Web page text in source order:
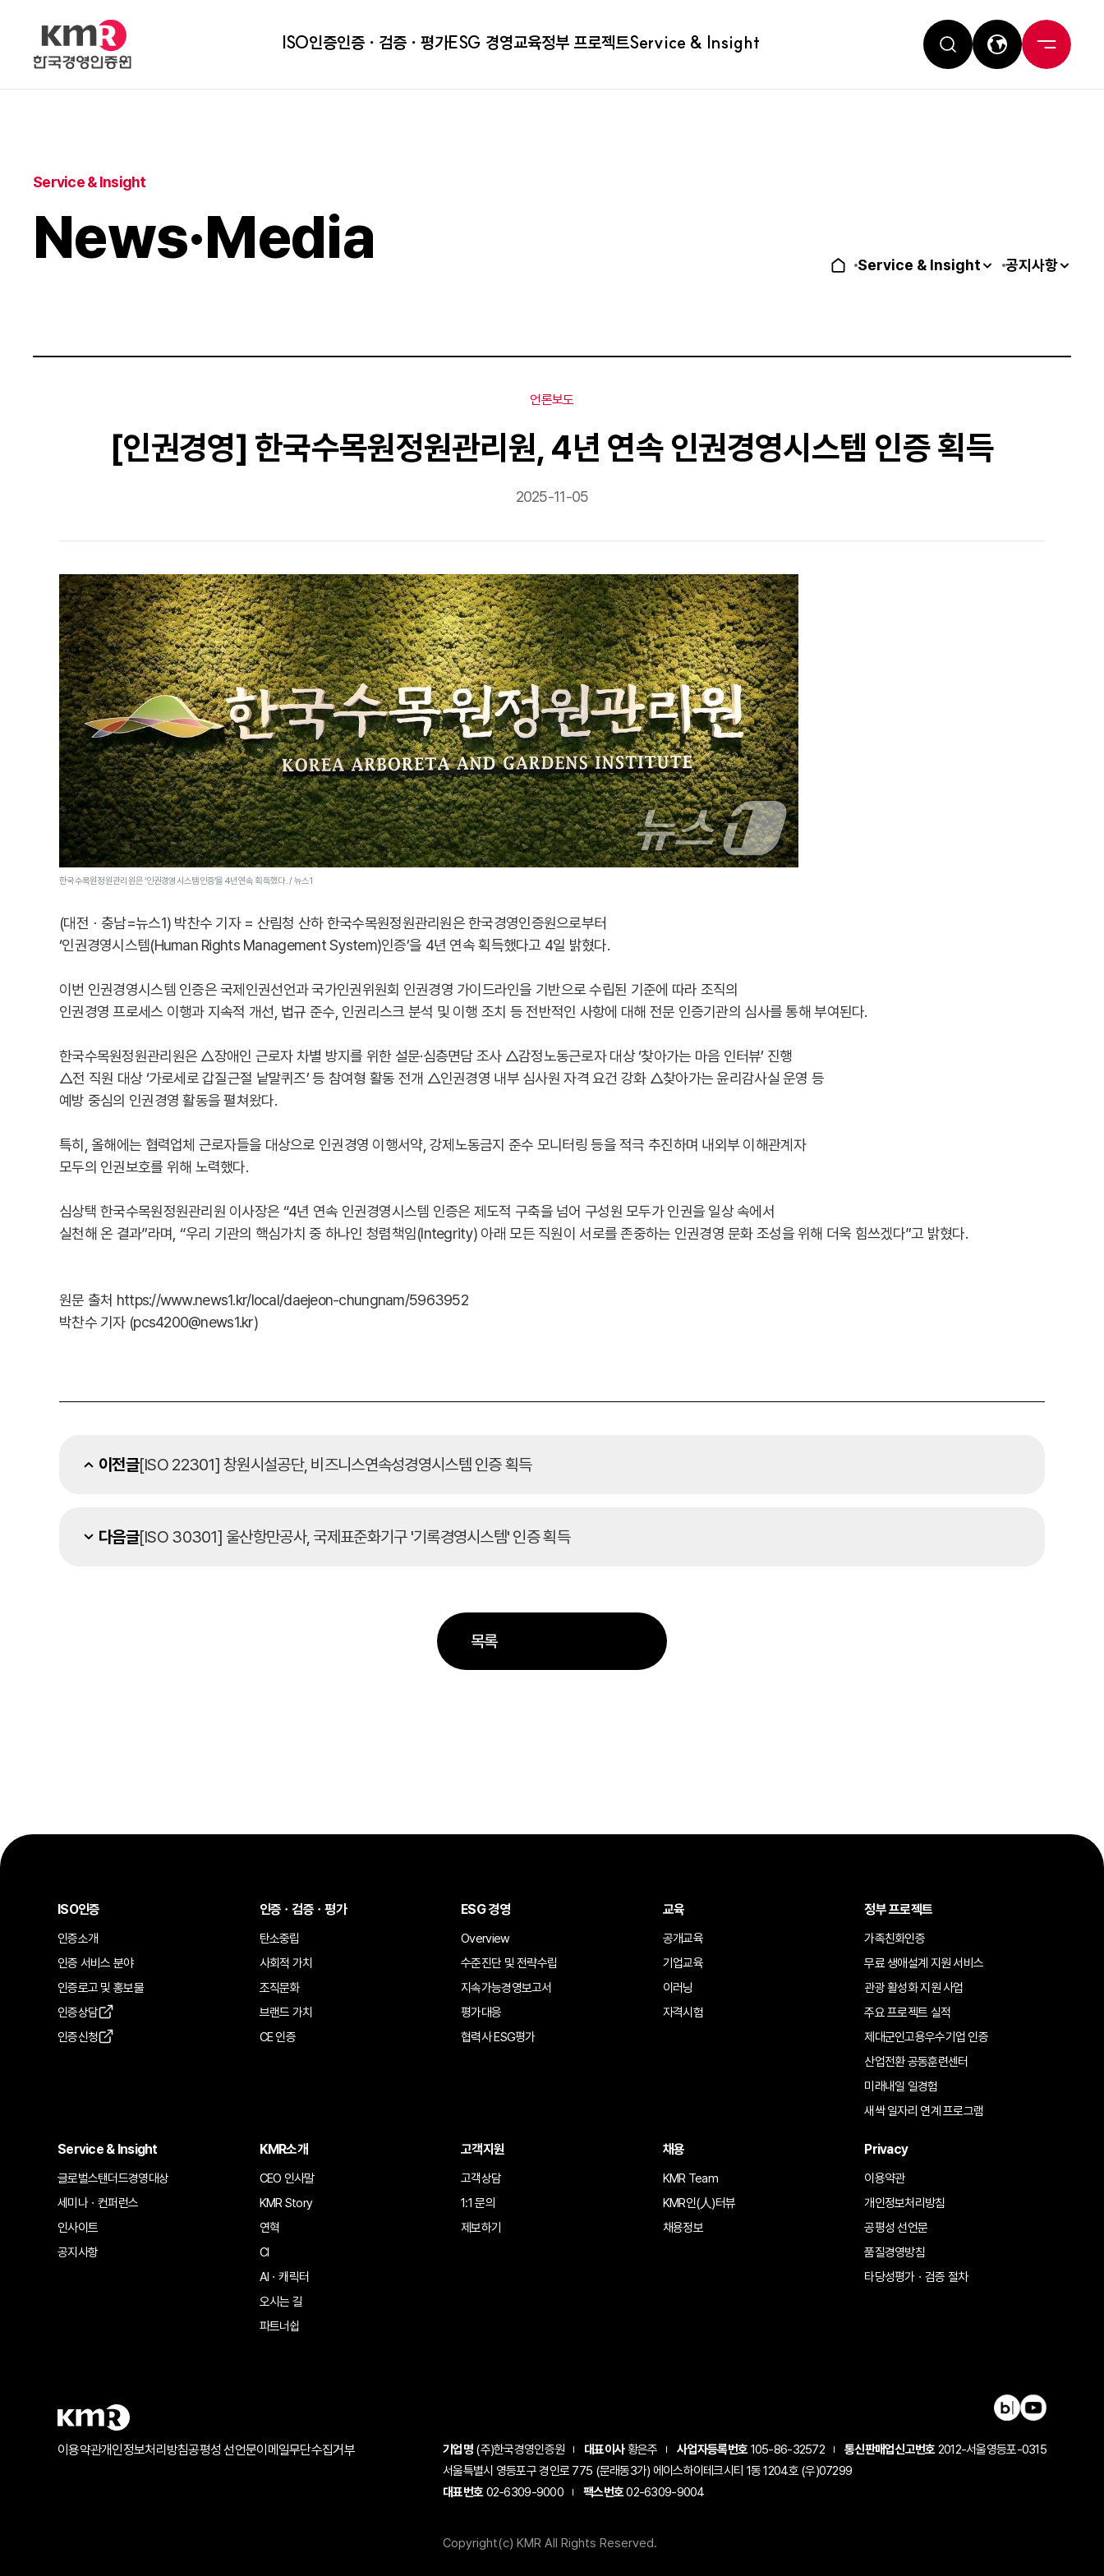
ISO인증인증ㆍ검증ㆍ평가ESG 경영교육정부 프로젝트Service & Insight
Service & Insight
News·Media Service & Insight 공지사항
언론보도
[인권경영] 한국수목원정원관리원, 4년 연속 인권경영시스템 인증 획득
2025-11-05
한국수목원정원관리원은 ‘인권경영시스템인증’을 4년연속 획득했다. / 뉴스1
(대전ㆍ충남=뉴스1) 박찬수 기자 = 산림청 산하 한국수목원정원관리원은 한국경영인증원으로부터
‘인권경영시스템(Human Rights Management System)인증’을 4년 연속 획득했다고 4일 밝혔다.
이번 인권경영시스템 인증은 국제인권선언과 국가인권위원회 인권경영 가이드라인을 기반으로 수립된 기준에 따라 조직의
인권경영 프로세스 이행과 지속적 개선, 법규 준수, 인권리스크 분석 및 이행 조치 등 전반적인 사항에 대해 전문 인증기관의 심사를 통해 부여된다.
한국수목원정원관리원은 △장애인 근로자 차별 방지를 위한 설문·심층면담 조사 △감정노동근로자 대상 ‘찾아가는 마음 인터뷰’ 진행
△전 직원 대상 ‘가로세로 갑질근절 낱말퀴즈’ 등 참여형 활동 전개 △인권경영 내부 심사원 자격 요건 강화 △찾아가는 윤리감사실 운영 등
예방 중심의 인권경영 활동을 펼쳐왔다.
특히, 올해에는 협력업체 근로자들을 대상으로 인권경영 이행서약, 강제노동금지 준수 모니터링 등을 적극 추진하며 내외부 이해관계자
모두의 인권보호를 위해 노력했다.
심상택 한국수목원정원관리원 이사장은 “4년 연속 인권경영시스템 인증은 제도적 구축을 넘어 구성원 모두가 인권을 일상 속에서
실천해 온 결과”라며, “우리 기관의 핵심가치 중 하나인 청렴책임(Integrity) 아래 모든 직원이 서로를 존중하는 인권경영 문화 조성을 위해 더욱 힘쓰겠다”고 밝혔다.
원문 출처 https://www.news1.kr/local/daejeon-chungnam/5963952
박찬수 기자 (pcs4200@news1.kr)
이전글[ISO 22301] 창원시설공단, 비즈니스연속성경영시스템 인증 획득
다음글[ISO 30301] 울산항만공사, 국제표준화기구 '기록경영시스템' 인증 획득
목록
ISO인증
인증소개
인증 서비스 분야
인증로고 및 홍보물
인증상담
인증신청
인증ㆍ검증ㆍ평가
탄소중립
사회적 가치
조직문화
브랜드 가치
CE 인증
ESG 경영
Overview
수준진단 및 전략수립
지속가능경영보고서
평가대응
협력사 ESG평가
교육
공개교육
기업교육
이러닝
자격시험
정부 프로젝트
가족친화인증
무료 생애설계 지원 서비스
관광 활성화 지원 사업
주요 프로젝트 실적
제대군인고용우수기업 인증
산업전환 공동훈련센터
미래내일 일경험
새싹 일자리 연계 프로그램
Service & Insight
글로벌스탠더드경영대상
세미나ㆍ컨퍼런스
인사이트
공지사항
KMR소개
CEO 인사말
KMR Story
연혁
CI
AIㆍ캐릭터
오시는 길
파트너쉽
고객지원
고객상담
1:1 문의
제보하기
채용
KMR Team
KMR인(人)터뷰
채용정보
Privacy
이용약관
개인정보처리방침
공평성 선언문
품질경영방침
타당성평가ㆍ검증 절차
이용약관개인정보처리방침공평성 선언문이메일무단수집거부 기업명 (주)한국경영인증원 대표이사황은주 사업자등록번호105-86-32572 통신판매업신고번호2012-서울영등포-0315
서울특별시 영등포구 경인로 775 (문래동3가) 에이스하이테크시티 1동 1204호 (우)07299
대표번호02-6309-9000 팩스번호02-6309-9004
Copyright(c) KMR All Rights Reserved.